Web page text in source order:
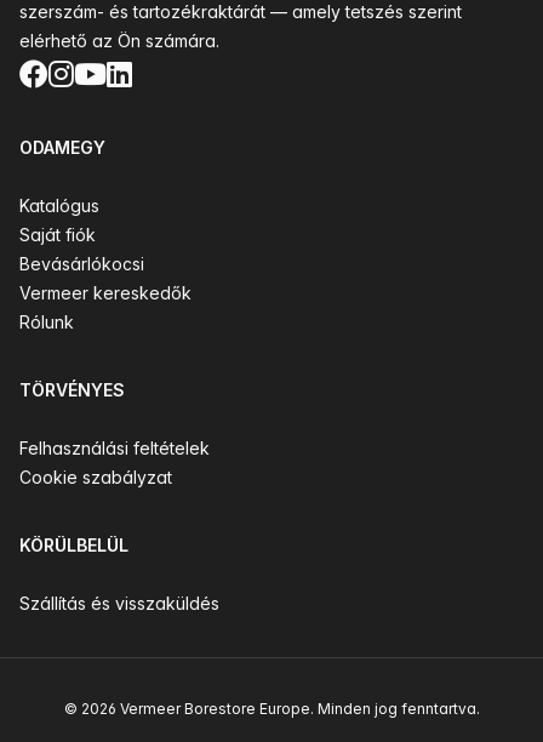
szerszám- és tartozékraktárát — amely tetszés szerint
elérhető az Ön számára.
Facebook
Instagram
YouTube
LinkedIn
ODAMEGY
Katalógus
Saját fiók
Bevásárlókocsi
Vermeer kereskedők
Rólunk
TÖRVÉNYES
Felhasználási feltételek
Cookie szabályzat
KÖRÜLBELÜL
Szállítás és visszaküldés
© 2026 Vermeer Borestore Europe. Minden jog fenntartva.